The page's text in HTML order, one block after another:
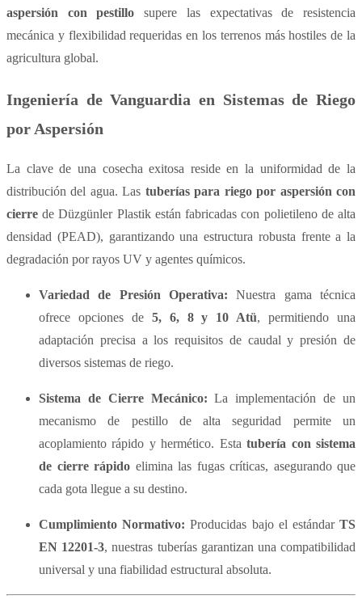
aspersión con pestillo supere las expectativas de resistencia
mecánica y flexibilidad requeridas en los terrenos más hostiles de la
agricultura global.
Ingeniería de Vanguardia en Sistemas de Riego
por Aspersión
La clave de una cosecha exitosa reside en la uniformidad de la
distribución del agua. Las tuberías para riego por aspersión con
cierre de Düzgünler Plastik están fabricadas con polietileno de alta
densidad (PEAD), garantizando una estructura robusta frente a la
degradación por rayos UV y agentes químicos.
Variedad de Presión Operativa: Nuestra gama técnica
ofrece opciones de 5, 6, 8 y 10 Atü, permitiendo una
adaptación precisa a los requisitos de caudal y presión de
diversos sistemas de riego.
Sistema de Cierre Mecánico: La implementación de un
mecanismo de pestillo de alta seguridad permite un
acoplamiento rápido y hermético. Estatubería con sistema
de cierre rápido elimina las fugas críticas, asegurando que
cada gota llegue a su destino.
Cumplimiento Normativo: Producidas bajo el estándarTS
EN 12201-3, nuestras tuberías garantizan una compatibilidad
universal y una fiabilidad estructural absoluta.